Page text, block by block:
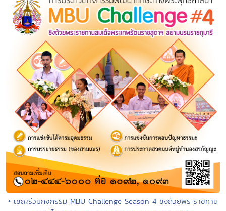
• เชิญร่วมกิจกรรม MBU Challenge Season 4 ชิงถ้วยพระราชทาน